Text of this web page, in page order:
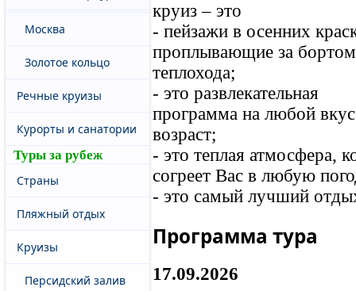
Москва
Золотое кольцо
Речные круизы
Курорты и санатории
Туры за рубеж
Страны
Пляжный отдых
Круизы
Персидский залив
круиз – это
- пейзажи в осенних
проплывающие за бортом
теплохода;
- это развлекательная
программа на любой
возраст;
- это теплая атмосфера,
согреет Вас в любую
- это самый лучший
Программа тура
17.09.2026